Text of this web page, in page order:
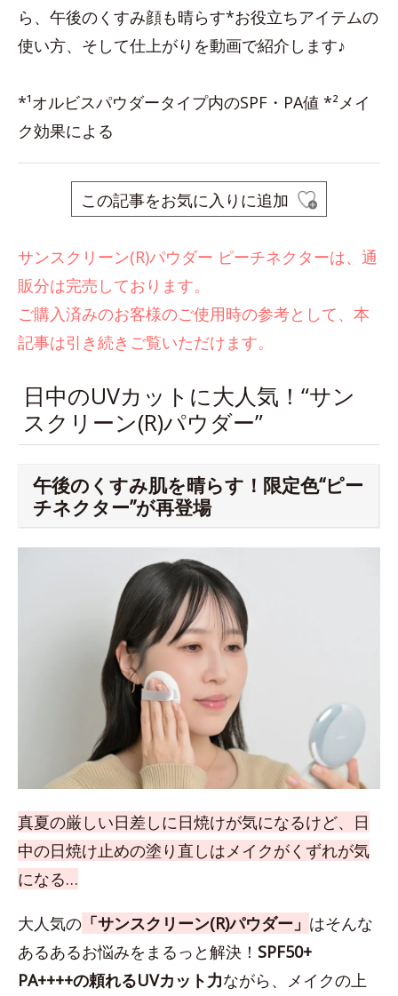
ら、午後のくすみ顔も晴らす*お役立ちアイテムの
使い方、そして仕上がりを動画で紹介します♪
*¹オルビスパウダータイプ内のSPF・PA値 *²メイ
ク効果による
この記事をお気に入りに追加
サンスクリーン(R)パウダー ピーチネクターは、通
販分は完売しております。
ご購入済みのお客様のご使用時の参考として、本
記事は引き続きご覧いただけます。
日中のUVカットに大人気！“サン
スクリーン(R)パウダー”
午後のくすみ肌を晴らす！限定色“ピー
チネクター”が再登場
真夏の厳しい日差しに日焼けが気になるけど、日
中の日焼け止めの塗り直しはメイクがくずれが気
になる…
大人気の 「サンスクリーン(R)パウダー」 はそんな
あるあるお悩みをまるっと解決！ SPF50+
PA++++の頼れるUVカット力ながら、メイクの上